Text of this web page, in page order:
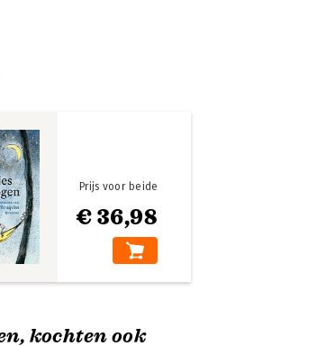
€ 36,98
Prijs voor beide
kochten ook